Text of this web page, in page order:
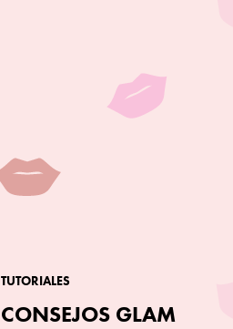
TUTORIALES
CONSEJOS GLAM